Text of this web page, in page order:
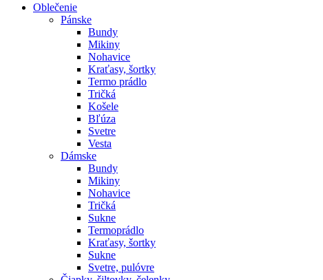
Oblečenie
Pánske
Bundy
Mikiny
Nohavice
Kraťasy, šortky
Termo prádlo
Tričká
Košele
Bľúza
Svetre
Vesta
Dámske
Bundy
Mikiny
Nohavice
Tričká
Sukne
Termoprádlo
Kraťasy, šortky
Sukne
Svetre, pulóvre